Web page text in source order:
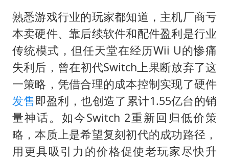
熟悉游戏行业的玩家都知道，主机厂商亏
本卖硬件、靠后续软件和配件盈利是行业
传统模式，但任天堂在经历Wii U的惨痛
失利后，曾在初代Switch上果断放弃了这
一策略，凭借合理的成本控制实现了硬件
发售即盈利，也创造了累计1.55亿台的销
量神话。如今Switch 2重新回归低价策
略，本质上是希望复刻初代的成功路径，
用更具吸引力的价格促使老玩家尽快升